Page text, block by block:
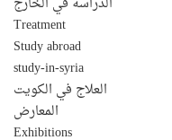
Treatment
Study abroad
study-in-syria
العلاج في الكويت
المعارض
Exhibitions